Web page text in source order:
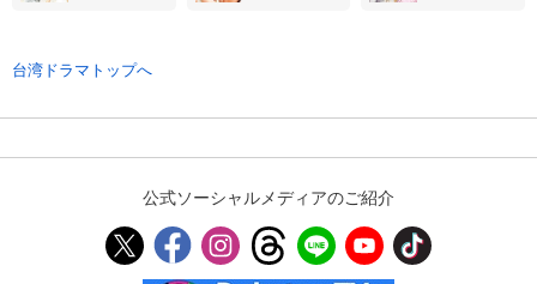
閲覧履歴
視聴デバイス一覧
スマホなどでRakuten TVを視聴する際のデ
バイス連携の設定ができます。
台湾ドラマトップへ
公式ソーシャルメディアのご紹介